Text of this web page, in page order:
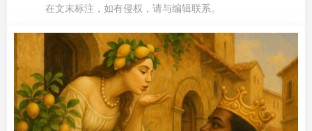
在文末标注，如有侵权，请与编辑联系。